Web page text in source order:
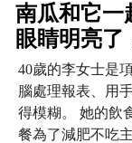
南瓜和它一
眼睛明亮了
40歲的李女士是
腦處理報表、用
得模糊。 她的飲
餐為了減肥不吃